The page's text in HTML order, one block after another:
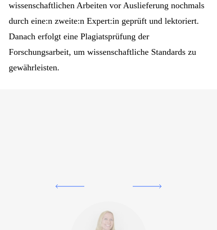
wissenschaftlichen Arbeiten vor Auslieferung nochmals
durch eine:n zweite:n Expert:in geprüft und lektoriert.
Danach erfolgt eine Plagiatsprüfung der
Forschungsarbeit, um wissenschaftliche Standards zu
gewährleisten.